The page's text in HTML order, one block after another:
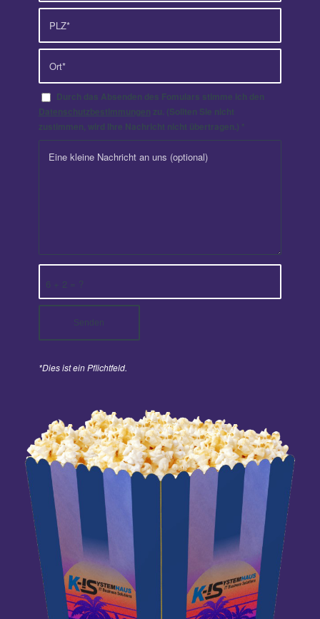
Durch das Absenden des Fomulars stimme ich den
Datenschutzbestimmungen zu. (Sollten Sie nicht
zustimmen, wird Ihre Nachricht nicht übertragen.) *
6 + 2 = ?
*Dies ist ein Pflichtfeld.